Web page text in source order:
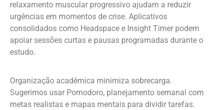
relaxamento muscular progressivo ajudam a reduzir
urgências em momentos de crise. Aplicativos
consolidados como Headspace e Insight Timer podem
apoiar sessões curtas e pausas programadas durante o
estudo.
Organização acadêmica minimiza sobrecarga.
Sugerimos usar Pomodoro, planejamento semanal com
metas realistas e mapas mentais para dividir tarefas.